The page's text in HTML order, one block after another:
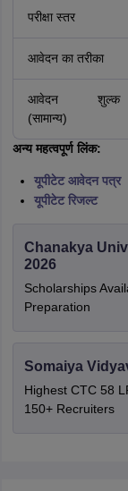
परीक्षा स्तर
आवेदन का तरीका
आवेदन शुल्क
(सामान्य)
अन्य महत्वपूर्ण लिंक:
यूपीटेट आवेदन पत्र
यूपीटेट रिजल्ट
Chanakya
2026
Scholarships
Preparation
Somaiya
Highest CTC 58
150+ Recruiters